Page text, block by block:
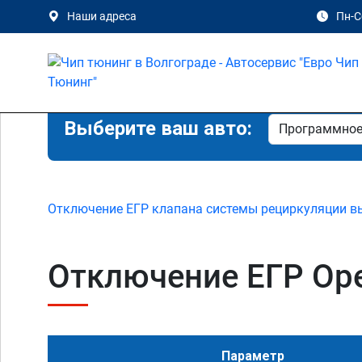
Наши адреса Пн-
Выберите ваш авто:
Отключение ЕГР клапана системы рециркуляции
Отключение ЕГР
Параметр